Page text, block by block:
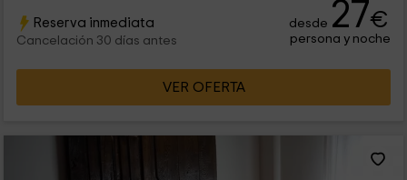
Reserva inmediata
Cancelación 30 días antes
desde 27€
persona y noche
VER OFERTA